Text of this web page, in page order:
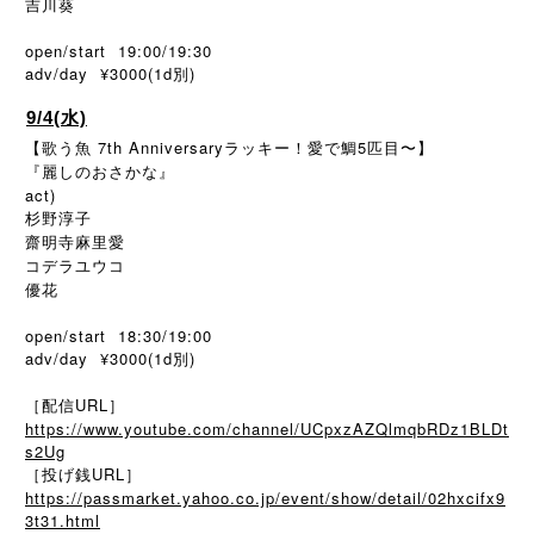
open/start 19:00/19:30
adv/day ¥3000(1d別 )
9/4(水)
【歌う魚 7th Anniversaryラッキー！愛で鯛5匹目〜】
『麗しのおさかな』
act)
杉野淳子
齋明寺麻里愛
コデラユウコ
優花
open/start 18:30/19:00
adv/day ¥3000(1d別)
［配信URL］
https://www.youtube.com/channel/UCpxzAZQlmqbRDz1BLDt
s2Ug
［投げ銭URL］
https://passmarket.yahoo.co.jp/event/show/detail/02hxcifx9
3t31.html